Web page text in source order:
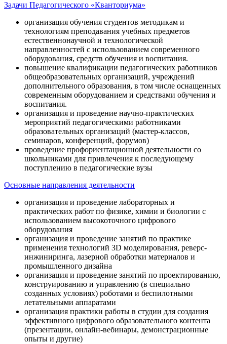
Задачи Педагогического «Кванториума»
организация обучения студентов методикам и
технологиям преподавания учебных предметов
естественнонаучной и технологической
направленностей с использованием современного
оборудования, средств обучения и воспитания.
повышение квалификации педагогических работников
общеобразовательных организаций, учреждений
дополнительного образования, в том числе оснащенных
современным оборудованием и средствами обучения и
воспитания.
организация и проведение научно-практических
мероприятий педагогическими работниками
образовательных организаций (мастер-классов,
семинаров, конференций, форумов)
проведение профориентационной деятельности со
школьниками для привлечения к последующему
поступлению в педагогические вузы
Основные направления деятельности
организация и проведение лабораторных и
практических работ по физике, химии и биологии с
использованием высокоточного цифрового
оборудования
организация и проведение занятий по практике
применения технологий 3D моделирования, реверс-
инжиниринга, лазерной обработки материалов и
промышленного дизайна
организация и проведение занятий по проектированию,
конструированию и управлению (в специально
созданных условиях) роботами и беспилотными
летательными аппаратами
организация практики работы в студии для создания
эффективного цифрового образовательного контента
(презентации, онлайн-вебинары, демонстрационные
опыты и другие)